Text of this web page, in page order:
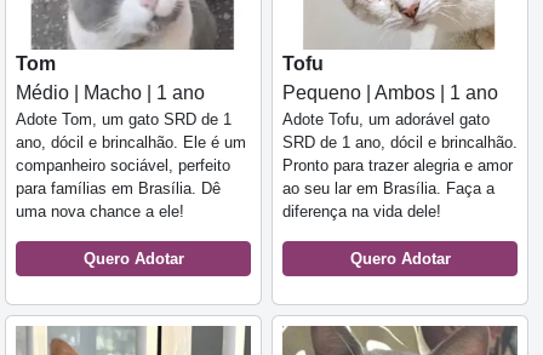
Tom
Médio | Macho | 1 ano
Adote Tom, um gato SRD de 1
ano, dócil e brincalhão. Ele é um
companheiro sociável, perfeito
para famílias em Brasília. Dê
uma nova chance a ele!
Quero Adotar
Tofu
Pequeno | Ambos | 1 ano
Adote Tofu, um adorável gato
SRD de 1 ano, dócil e brincalhão.
Pronto para trazer alegria e amor
ao seu lar em Brasília. Faça a
diferença na vida dele!
Quero Adotar